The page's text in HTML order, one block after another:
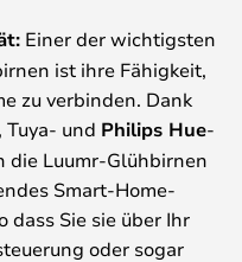
Einer der wichtigsten
ist ihre Fähigkeit,
zu verbinden. Dank
und Philips Hue-
die Luumr-Glühbirnen
Smart-Home-
dass Sie sie über Ihr
oder sogar